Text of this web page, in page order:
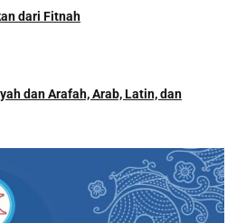
dari Fitnah
dan Arafah, Arab, Latin, dan